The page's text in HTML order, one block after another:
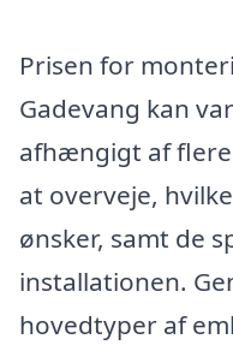
Prisen for
Gadevang kan
afhængigt af
at overveje,
ønsker, samt de
installationen.
hovedtyper af